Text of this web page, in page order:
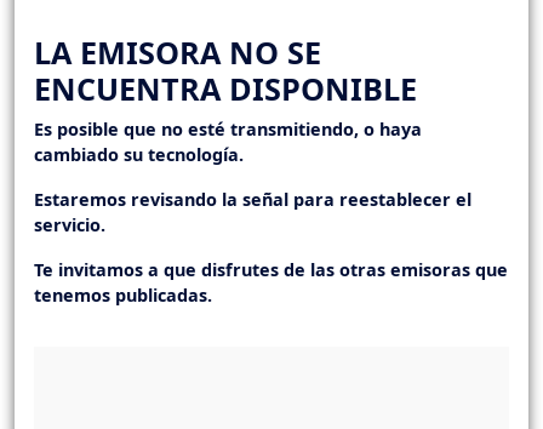
LA EMISORA NO SE
ENCUENTRA DISPONIBLE
Es posible que no esté transmitiendo, o haya
cambiado su tecnología.
Estaremos revisando la señal para reestablecer el
servicio.
Te invitamos a que disfrutes de las otras emisoras que
tenemos publicadas.